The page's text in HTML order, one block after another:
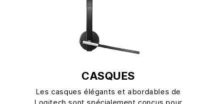
CASQUES
Les casques élégants et abordables de